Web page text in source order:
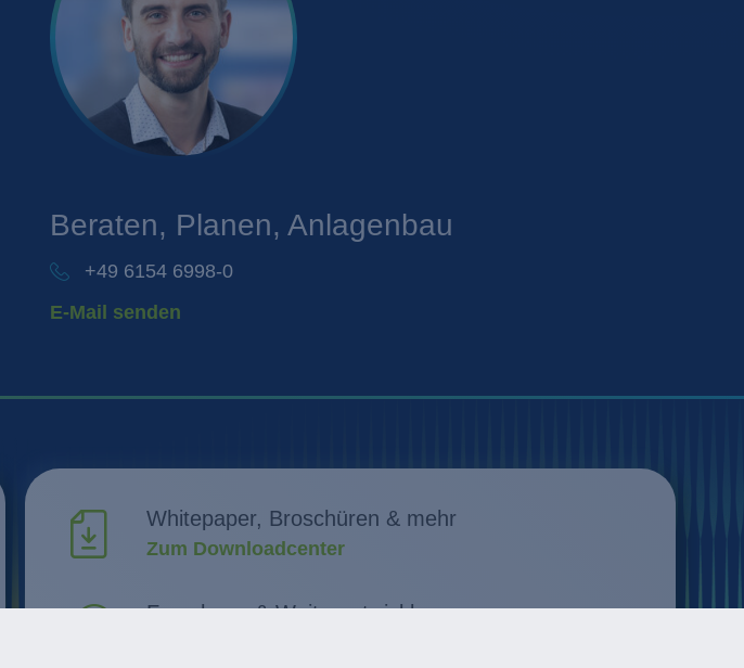
Beraten, Planen, Anlagenbau
+49 6154 6998-0
E-Mail senden
Whitepaper, Broschüren & mehr
Zum Downloadcenter
Forschung & Weiterentwicklung